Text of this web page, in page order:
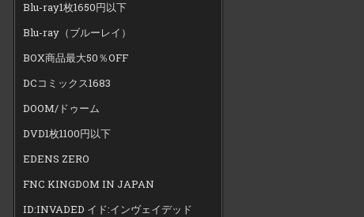
Blu-ray1枚1650円以下
Blu-ray（ブルーレイ）
BOX商品最大50％OFF
DCコミックス1683
DOOM/ドゥーム
DVD1枚1100円以下
EDENS ZERO
FNC KINGDOM IN JAPAN
ID:INVADED イド:インヴェイデッド